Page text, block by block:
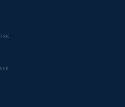
ХК